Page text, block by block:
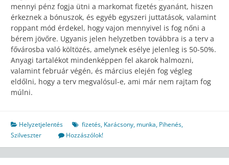
mennyi pénz fogja ütni a markomat fizetés gyanánt, hiszen
érkeznek a bónuszok, és egyéb egyszeri juttatások, valamint
roppant mód érdekel, hogy vajon mennyivel is fog nőni a
bérem jövőre. Ugyanis jelen helyzetben továbbra is a terv a
fővárosba való költözés, amelynek esélye jelenleg is 50-50%.
Anyagi tartalékot mindenképpen fel akarok halmozni,
valamint február végén, és március elején fog végleg
eldőlni, hogy a terv megvalósul-e, ami már nem rajtam fog
múlni.
Helyzetjelentés fizetés, Karácsony, munka, Pihenés,
Szilveszter
Hozzászólok!